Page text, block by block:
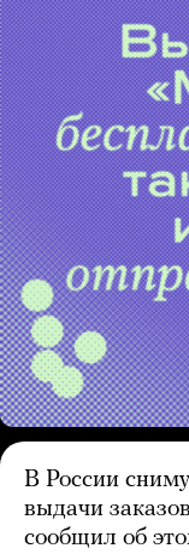
В России
выдачи
сообщил об